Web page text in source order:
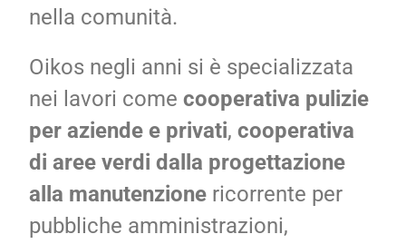
nella comunità.
Oikos negli anni si è specializzata
nei lavori come cooperativa pulizie
per aziende e privati, cooperativa
di aree verdi dalla progettazione
alla manutenzionericorrente per
pubbliche amministrazioni,